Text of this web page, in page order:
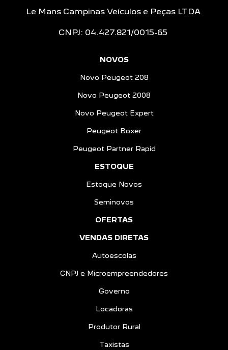
Le Mans Campinas Veículos e Peças LTDA
CNPJ: 04.427.821/0015-65
NOVOS
Novo Peugeot 208
Novo Peugeot 2008
Novo Peugeot Expert
Peugeot Boxer
Peugeot Partner Rapid
ESTOQUE
Estoque Novos
Seminovos
OFERTAS
VENDAS DIRETAS
Autoescolas
CNPJ e Microempreendedores
Governo
Locadoras
Produtor Rural
Taxistas